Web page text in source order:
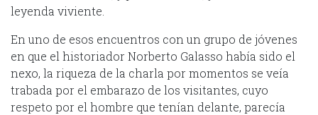
leyenda viviente.
En uno de esos encuentros con un grupo de jóvenes
en que el historiador Norberto Galasso había sido el
nexo, la riqueza de la charla por momentos se veía
trabada por el embarazo de los visitantes, cuyo
respeto por el hombre que tenían delante, parecía